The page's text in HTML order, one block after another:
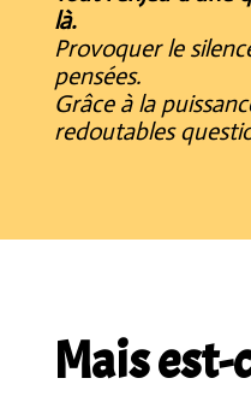
là.
Provoquer le
pensées.
Grâce à la
redoutables
Mais est-